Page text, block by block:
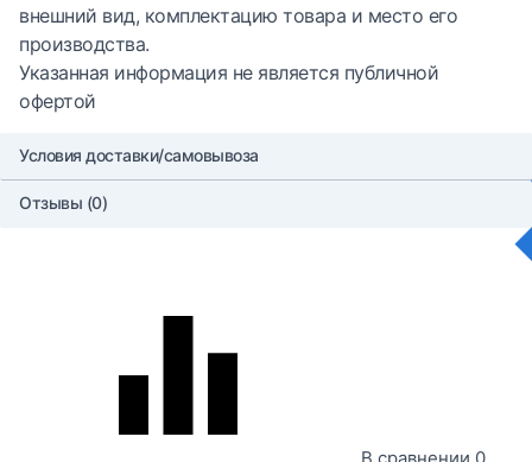
внешний вид, комплектацию товара и место его
производства.
Указанная информация не является публичной
офертой
Условия доставки/самовывоза
Отзывы (0)